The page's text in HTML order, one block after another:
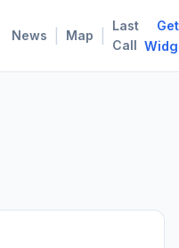
News Map
Last
Call
Get